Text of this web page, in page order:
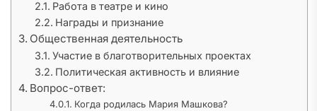
Работа в театре и кино
Награды и признание
Общественная деятельность
Участие в благотворительных проектах
Политическая активность и влияние
Вопрос-ответ:
Когда родилась Мария Машкова?